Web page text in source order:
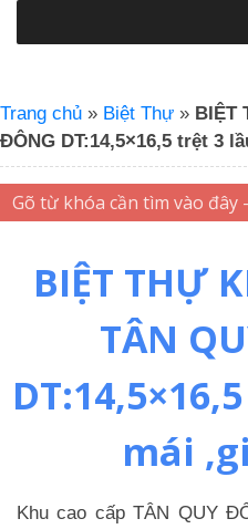
Trang chủ » Biệt Thự » BIỆT
ĐÔNG DT:14,5×16,5 trệt 3
BIỆT THỰ
TÂN
mái
Khu cao cấp TÂN QUY